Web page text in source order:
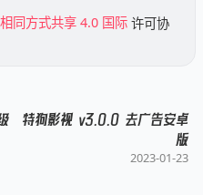
同方式共享 4.0 国际 许可协
特狗影视 v3.0.0 去广告安卓
版
2023-01-23